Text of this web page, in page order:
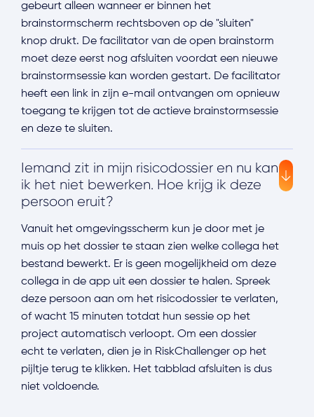
gebeurt alleen wanneer er binnen het
brainstormscherm rechtsboven op de "sluiten"
knop drukt. De facilitator van de open brainstorm
moet deze eerst nog afsluiten voordat een nieuwe
brainstormsessie kan worden gestart. De facilitator
heeft een link in zijn e-mail ontvangen om opnieuw
toegang te krijgen tot de actieve brainstormsessie
en deze te sluiten.
Iemand zit in mijn risicodossier en nu kan
ik het niet bewerken. Hoe krijg ik deze
persoon eruit?
Vanuit het omgevingsscherm kun je door met je
muis op het dossier te staan zien welke collega het
bestand bewerkt. Er is geen mogelijkheid om deze
collega in de app uit een dossier te halen. Spreek
deze persoon aan om het risicodossier te verlaten,
of wacht 15 minuten totdat hun sessie op het
project automatisch verloopt. Om een dossier
echt te verlaten, dien je in RiskChallenger op het
pijltje terug te klikken. Het tabblad afsluiten is dus
niet voldoende.